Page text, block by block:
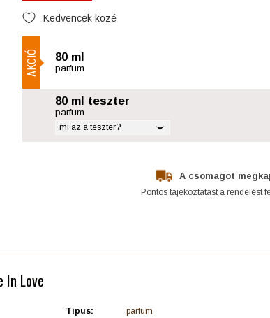
Kedvencek közé
AKCIÓ 80 ml
parfum
80 ml teszter
parfum
mi az a teszter?
A csomagot
Pontos tájékoztatást a rendelést
In Love
Típus: parfum